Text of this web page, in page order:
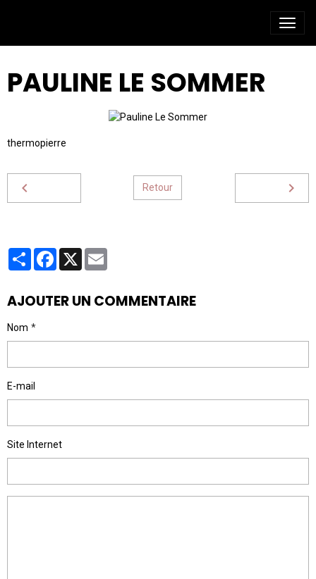
PAULINE LE SOMMER
thermopierre
Retour
PartagerFacebook
X
AJOUTER UN COMMENTAIRE
Nom
E-mail
Site Internet